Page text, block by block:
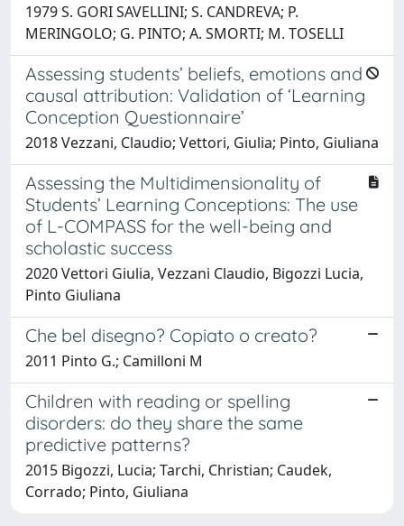
1979 S. GORI SAVELLINI; S. CANDREVA; P.
MERINGOLO; G. PINTO; A. SMORTI; M. TOSELLI
Assessing students’ beliefs, emotions and
causal attribution: Validation of ‘Learning
Conception Questionnaire’
2018 Vezzani, Claudio; Vettori, Giulia; Pinto, Giuliana
Assessing the Multidimensionality of
Students’ Learning Conceptions: The use
of L-COMPASS for the well-being and
scholastic success
2020 Vettori Giulia, Vezzani Claudio, Bigozzi Lucia,
Pinto Giuliana
Che bel disegno? Copiato o creato?
2011 Pinto G.; Camilloni M
Children with reading or spelling
disorders: do they share the same
predictive patterns?
2015 Bigozzi, Lucia; Tarchi, Christian; Caudek,
Corrado; Pinto, Giuliana